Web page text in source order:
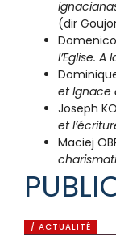
(dir
Domenico
l’Eglise.
Dominique
et Ignace
Joseph
et
Maciej
/ ACTUALITÉ